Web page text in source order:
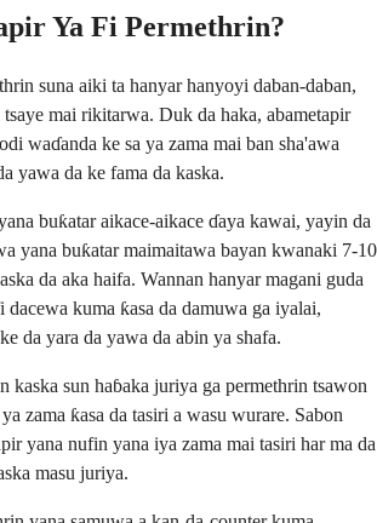
Ya Fi Permethrin?
suna aiki ta hanyar hanyoyi daban-daban,
mai rikitarwa. Duk da haka, abametapir
waɗanda ke sa ya zama mai ban sha'awa
yawa da ke fama da kaska.
buƙatar aikace-aikace ɗaya kawai, yayin da
yana buƙatar maimaitawa bayan kwanaki 7-10
da aka haifa. Wannan hanyar magani guda
dacewa kuma ƙasa da damuwa ga iyalai,
da yara da yawa da abin ya shafa.
kaska sun haɓaka juriya ga permethrin tsawon
zama ƙasa da tasiri a wasu wurare. Sabon
yana nufin yana iya zama mai tasiri har ma da
masu juriya.